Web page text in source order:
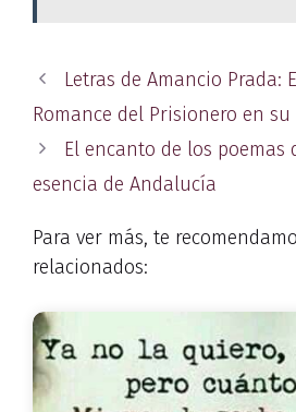
Letras de Amancio Prada:
Romance del Prisionero en su
El encanto de los poemas
esencia de Andalucía
Para ver más, te
relacionados: